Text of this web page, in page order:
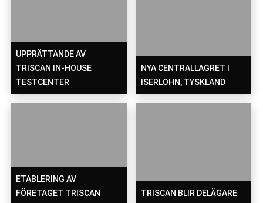
UPPRÄTTANDE AV
TRISCAN IN-HOUSE
TESTCENTER
NYA CENTRALLAGRET I
ISERLOHN, TYSKLAND
ETABLERING AV
FÖRETAGET TRISCAN
TRISCAN BLIR DELÄGARE